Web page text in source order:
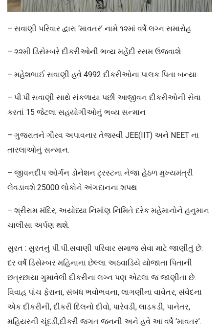
– સવાણી પરિવાર દ્વારા ‘માવતર’ નામે ૧૨માં વર્ષે લગ્ન સમારોહ
– ૨૨મી ડિસેમ્બરે દીકરીઓની ભવ્ય મહેંદી રસમ ઉજવાશે
– મહેશભાઈ સવાણી હવે 4992 દીકરીઓના પાલક પિતા બન્યા
– પી.પી.સવાણી સાથે સંકળાયા પછી આજીવન દીકરીઓની સેવા
કરતાં 15 જેટલા સહયોગીઓનું ભવ્ય સન્માન
– ગુજરાતને ગૌરવ અપાવનાર તેજસ્વી JEE(IIT) અને NEET ના
તારલાઓનું સન્માન.
– જીવનદીપ ઓર્ગન ડોનેશન ટ્રસ્ટના નેજા હેઠળ મુખ્યમંત્રી
લેવડાવશે 25000 લોકોને અંગદાનના શપથ
– શ્રીરામ મંદિર, અયોધ્યા નિર્માણ નિમિતે દરેક મહેમાનોને હનુમાન
ચાલીસા અર્પણ થશે.
સુરત : સુરતનું પી.પી.સવાણી પરિવાર સમાજ સેવા માટે જાણીતું છે.
દર વર્ષે ડિસેમ્બર મહિનાના છેલ્લા અઠવાડિયે યોજાતા પિતાની
છત્રછાયા ગુમાવેલી દીકરીના લગ્ન પણ એટલા જ જાણીતા છે.
વિવાહ પાંચ ફેરાના, સંબંધ ભવોભવના, લાગણીના વાવેતર, સંવેદના
એક દીકરીની, દીકરી દિલનો દીવો, પારેવડી, લાડકડી, પાનેતર,
મહિયરની ચૂંદડી,દીકરી જગત જનની અને હવે આ વર્ષે ‘માવતર’.